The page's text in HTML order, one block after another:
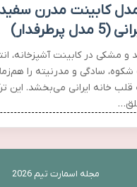
کابینت مدرن
مشکی در کابینت آشپزخانه،
سادگی و مدرنیته را
خانه ایرانی می‌بخشد. این
مجله اسمارت تیم 2026